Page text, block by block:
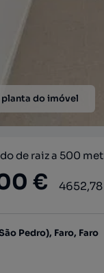
do imóvel
de raiz a 500
€
Pedro), Faro, Faro